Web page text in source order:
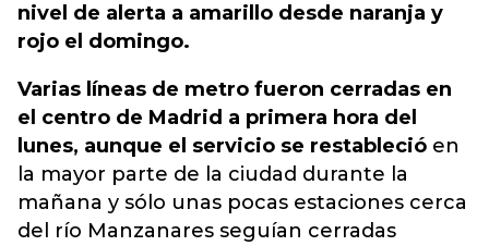
nivel de alerta a amarillo desde naranja y
rojo el domingo.
Varias líneas de metro fueron cerradas en
el centro de Madrid a primera hora del
lunes, aunque el servicio se restableció en
la mayor parte de la ciudad durante la
mañana y sólo unas pocas estaciones cerca
del río Manzanares seguían cerradas